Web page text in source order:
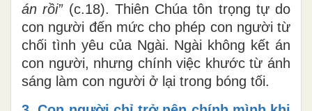
án rồi” (c.18). Thiên Chúa tôn trọng tự do
con người đến mức cho phép con người từ
chối tình yêu của Ngài. Ngài không kết án
con người, nhưng chính việc khước từ ánh
sáng làm con người ở lại trong bóng tối.